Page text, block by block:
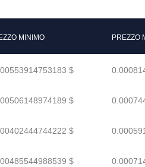
MINIMO PREZZO
$
$
$
$